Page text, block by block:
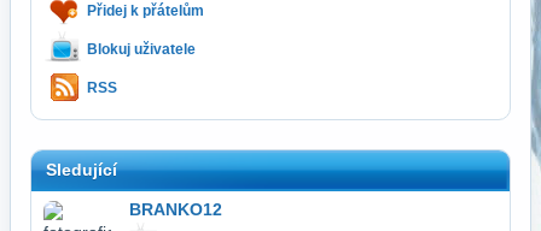
Přidej k přátelům
Blokuj uživatele
RSS
Sledující
BRANKO12